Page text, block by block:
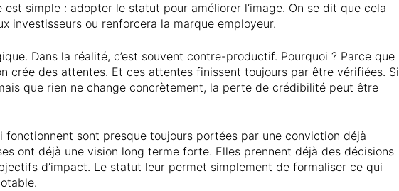
simple : adopter le statut pour améliorer l’image. On se dit que cela
investisseurs ou renforcera la marque employeur.
Dans la réalité, c’est souvent contre-productif. Pourquoi ? Parce que
crée des attentes. Et ces attentes finissent toujours par être vérifiées. Si
que rien ne change concrètement, la perte de crédibilité peut être
fonctionnent sont presque toujours portées par une conviction déjà
ont déjà une vision long terme forte. Elles prennent déjà des décisions
d’impact. Le statut leur permet simplement de formaliser ce qui